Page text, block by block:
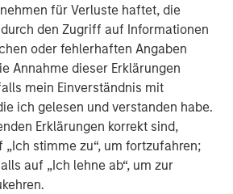
für Verluste haftet, die
den Zugriff auf Informationen
oder fehlerhaften Angaben
Annahme dieser Erklärungen
mein Einverständnis mit
ich gelesen und verstanden habe.
Erklärungen korrekt sind,
„Ich stimme zu“, um fortzufahren;
auf „Ich lehne ab“, um zur
that a portfolio will achieve its investment
strategy will work under all market
subject to market risk, which is the
value of securities owned by the
values can change daily due to
(e.g. natural disasters, health crises,
social unrest) that affect markets,
governments. It is difficult to predict the
adverse effects (e.g. portfolio
you can lose money investing in